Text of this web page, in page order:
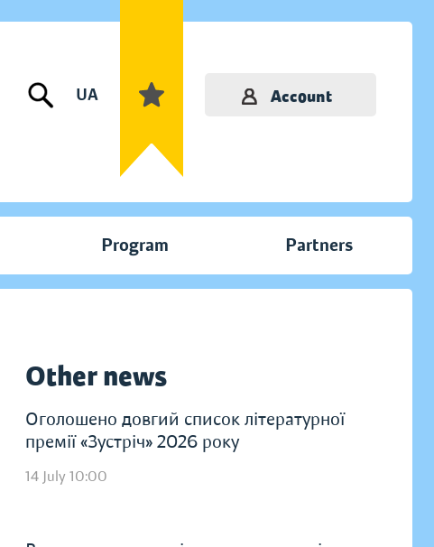
UA Account
Program Partners
Other news
Оголошено довгий список літературної
премії «Зустріч» 2026 року
14 July 10:00